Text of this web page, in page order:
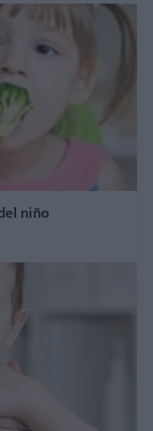
niño